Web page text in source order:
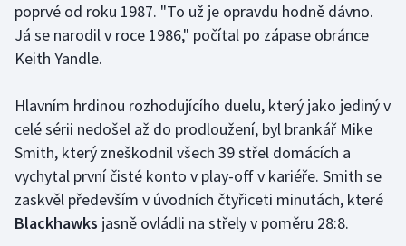
Golf
Gymnastika
Házená
Jezdectví
Judo
Krasobruslení
poprvé od roku 1987. "To už je opravdu hodně dávno.
Já se narodil v roce 1986," počítal po zápase obránce
Keith Yandle.
Hlavním hrdinou rozhodujícího duelu, který jako jediný v
celé sérii nedošel až do prodloužení, byl brankář Mike
Smith, který zneškodnil všech 39 střel domácích a
vychytal první čisté konto v play-off v kariéře. Smith se
zaskvěl především v úvodních čtyřiceti minutách, které
Blackhawks jasně ovládli na střely v poměru 28:8.